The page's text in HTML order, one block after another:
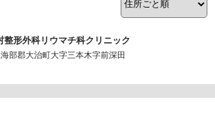
整形外科リウマチ科クリニック
部郡大治町大字三本木字前深田